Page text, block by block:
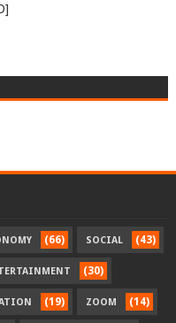
(66) SOCIAL (43)
(30)
(19) ZOOM (14)